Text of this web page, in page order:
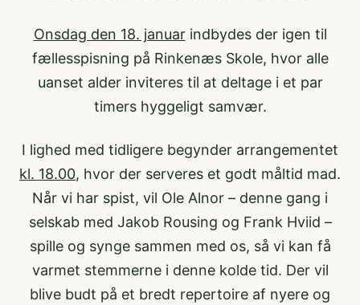
Onsdag den 18. januarindbydes der igen til
fællesspisning på Rinkenæs Skole, hvor alle
uanset alder inviteres til at deltage i et par
timers hyggeligt samvær.
I lighed med tidligere begynder arrangementet
kl. 18.00, hvor der serveres et godt måltid mad.
Når vi har spist, vil Ole Alnor – denne gang i
selskab med Jakob Rousing og Frank Hviid –
spille og synge sammen med os, så vi kan få
varmet stemmerne i denne kolde tid. Der vil
blive budt på et bredt repertoire af nyere og